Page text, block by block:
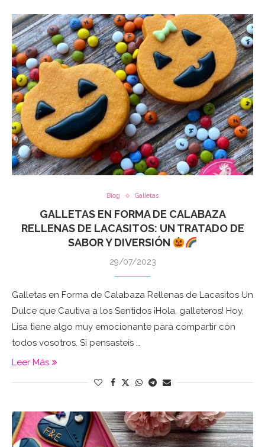
Blog Galletas
GALLETAS EN FORMA DE CALABAZA
RELLENAS DE LACASITOS: UN TRATADO DE
SABOR Y DIVERSIÓN
29/07/2023
Galletas en Forma de Calabaza Rellenas de Lacasitos Un
Dulce que Cautiva a los Sentidos ¡Hola, galleteros! Hoy,
Lisa tiene algo muy emocionante para compartir con
todos vosotros. Si pensasteis …
Leer Más